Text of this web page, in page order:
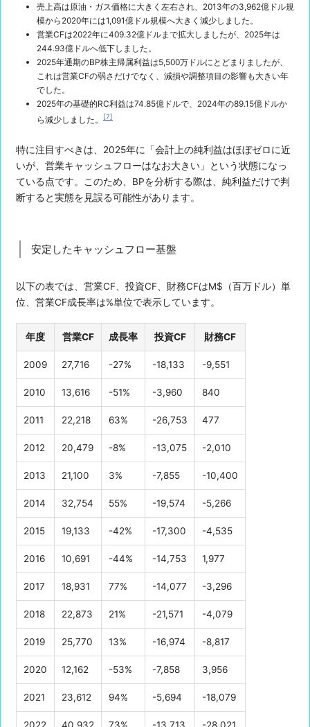
売上高は原油・ガス価格に大きく左右され、2013年の3,962億ドル規
模から2020年には1,091億ドル規模へ大きく減少しました。
営業CFは2022年に409.32億ドルまで拡大しましたが、2025年は
244.93億ドルへ低下しました。
2025年通期のBP株主帰属利益は5,500万ドルにとどまりましたが、
これは営業CFの弱さだけでなく、減損や調整項目の影響も大きい年
でした。
2025年の基礎的RC利益は74.85億ドルで、2024年の89.15億ドルか
ら減少しました。
[7]
特に注目すべきは、2025年に「会計上の純利益はほぼゼロに近
いが、営業キャッシュフローはなお大きい」という状態になっ
ている点です。このため、BPを分析する際は、純利益だけで判
断すると実態を見誤る可能性があります。
安定したキャッシュフロー基盤
以下の表では、営業CF、投資CF、財務CFはM$（百万ドル）単
位、営業CF成長率は%単位で表示しています。
年度 営業CF 成長率 投資CF 財務CF
2009 27,716 -27% -18,133 -9,551
2010 13,616 -51% -3,960 840
2011 22,218 63% -26,753 477
2012 20,479 -8% -13,075 -2,010
2013 21,100 3% -7,855 -10,400
2014 32,754 55% -19,574 -5,266
2015 19,133 -42% -17,300 -4,535
2016 10,691 -44% -14,753 1,977
2017 18,931 77% -14,077 -3,296
2018 22,873 21% -21,571 -4,079
2019 25,770 13% -16,974 -8,817
2020 12,162 -53% -7,858 3,956
2021 23,612 94% -5,694 -18,079
2022 40,932 73% -13,713 -28,021